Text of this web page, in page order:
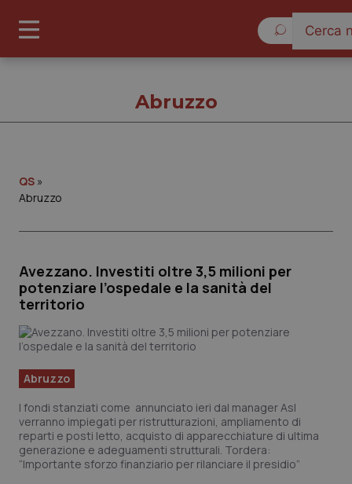
Governo e Parlamento
Regioni e Asl
Lavoro e Professioni
Scienza e Farmaci
Studi e Analisi
Lettere al direttore
Abruzzo
QS »
Abruzzo
Avezzano. Investiti oltre 3,5 milioni per
potenziare l’ospedale e la sanità del
territorio
Abruzzo
I fondi stanziati come annunciato ieri dal manager Asl
verranno impiegati per ristrutturazioni, ampliamento di
reparti e posti letto, acquisto di apparecchiature di ultima
generazione e adeguamenti strutturali. Tordera:
“Importante sforzo finanziario per rilanciare il presidio”